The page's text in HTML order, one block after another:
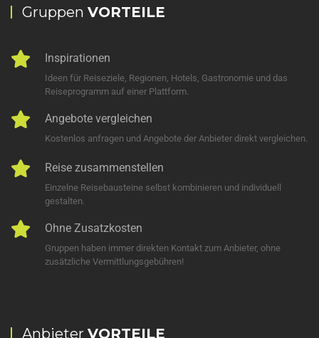
Gruppen VORTEILE
Inspirationen
Ideen für Reiseziele, Regionen, Hotels, Gastronomie und das
Reiseprogramm auf einer Plattform.
Angebote vergleichen
Kostenlos anfragen und Angebote der Anbieter direkt vergleichen.
Reise zusammenstellen
Einzelne Reisebausteine selbst kombinieren und individuell
gestalten.
Ohne Zusatzkosten
Gruppen haben immer direkten Kontakt zum Anbieter, ohne
zusätzliche Vermittlungsgebühren!
Anbieter VORTEILE